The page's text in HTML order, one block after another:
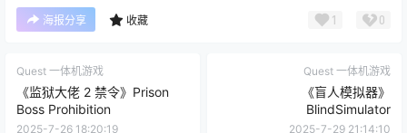
海报分享 收藏 1 0
Quest 一体机游戏
《监狱大佬 2 禁令》Prison
Boss Prohibition
2025-7-26 18:20:19
Quest 一体机游戏
《盲人模拟器》
BlindSimulator
2025-7-29 21:14:10